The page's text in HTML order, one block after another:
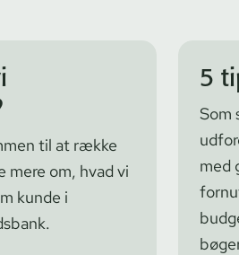
til at række
mere om, hvad vi
kunde i
5
Som
med